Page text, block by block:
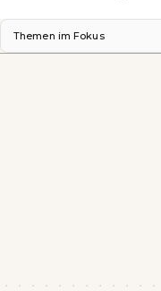
Themen im Fokus